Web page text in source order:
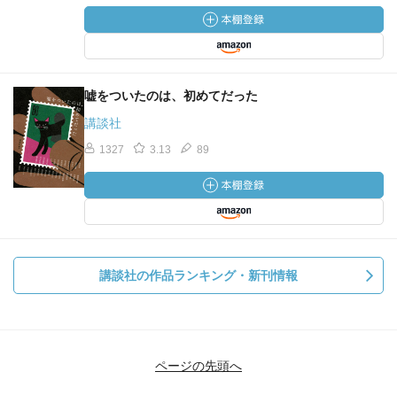
嘘をついたのは、初めてだった
講談社
1327 3.13 89
講談社の作品ランキング・新刊情報
ページの先頭へ